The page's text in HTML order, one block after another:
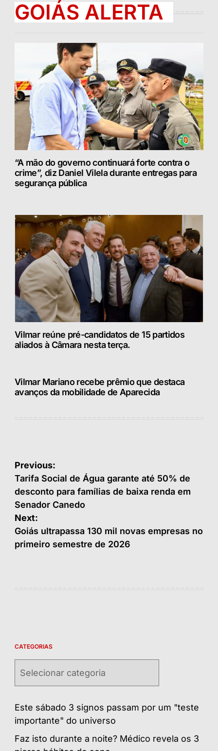
GOIÁS ALERTA
“A mão do governo continuará forte contra o
crime”, diz Daniel Vilela durante entregas para
segurança pública
Vilmar reúne pré-candidatos de 15 partidos
aliados à Câmara nesta terça.
Vilmar Mariano recebe prêmio que destaca
avanços da mobilidade de Aparecida
Navegação
de
Post
Previous:
Tarifa Social de Água garante até 50% de
desconto para famílias de baixa renda em
Senador Canedo
Next:
Goiás ultrapassa 130 mil novas empresas no
primeiro semestre de 2026
CATEGORIAS
Este sábado 3 signos passam por um "teste
importante" do universo
Faz isto durante a noite? Médico revela os 3